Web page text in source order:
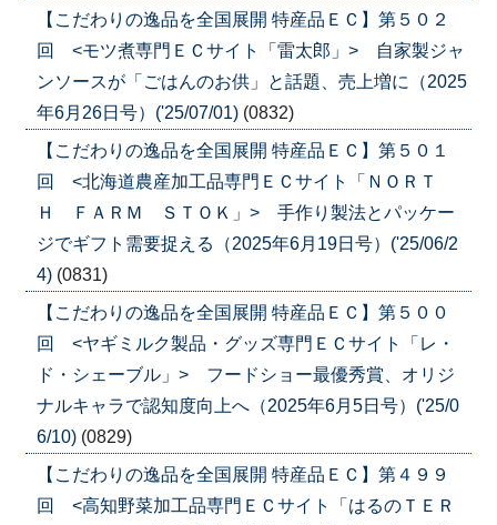
【こだわりの逸品を全国展開 特産品ＥＣ】第５０２
回 <モツ煮専門ＥＣサイト「雷太郎」> 自家製ジャ
ンソースが「ごはんのお供」と話題、売上増に（2025
年6月26日号）('25/07/01) (0832)
【こだわりの逸品を全国展開 特産品ＥＣ】第５０１
回 <北海道農産加工品専門ＥＣサイト「ＮＯＲＴ
Ｈ ＦＡＲＭ ＳＴＯＫ」> 手作り製法とパッケー
ジでギフト需要捉える（2025年6月19日号）('25/06/2
4) (0831)
【こだわりの逸品を全国展開 特産品ＥＣ】第５００
回 <ヤギミルク製品・グッズ専門ＥＣサイト「レ・
ド・シェーブル」> フードショー最優秀賞、オリジ
ナルキャラで認知度向上へ（2025年6月5日号）('25/0
6/10) (0829)
【こだわりの逸品を全国展開 特産品ＥＣ】第４９９
回 <高知野菜加工品専門ＥＣサイト「はるのＴＥＲ